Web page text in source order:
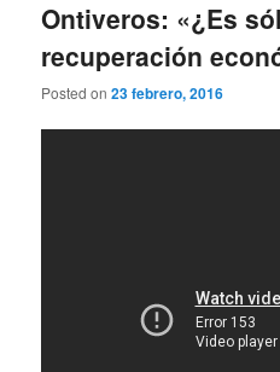
Ontiveros: «¿Es
recuperación
Posted on23 febrero, 2016